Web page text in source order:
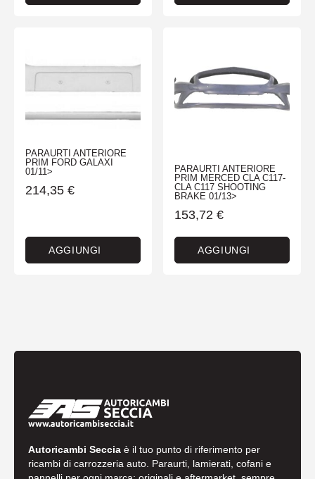
PARAURTI ANTERIORE
PRIM FORD GALAXI
01/11>
214,35 €
AGGIUNGI
PARAURTI ANTERIORE
PRIM MERCED CLA C117-
CLA C117 SHOOTING
BRAKE 01/13>
153,72 €
AGGIUNGI
Autoricambi Seccia è il tuo punto di riferimento per
ricambi di carrozzeria auto. Paraurti, lamierati, cofani e